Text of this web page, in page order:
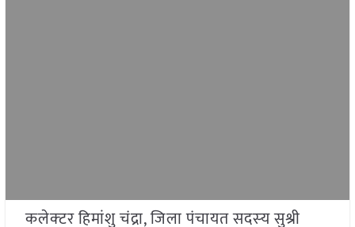
कलेक्‍टर हिमांशु चंद्रा, जिला पंचायत सदस्‍य सुश्री